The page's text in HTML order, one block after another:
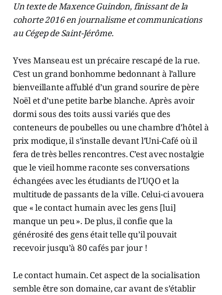
Un texte de Maxence Guindon, finissant de la
cohorte 2016 en journalisme et communications
au Cégep de Saint-Jérôme.
Yves Manseau est un précaire rescapé de la rue.
C’est un grand bonhomme bedonnant à l’allure
bienveillante affublé d’un grand sourire de père
Noël et d’une petite barbe blanche. Après avoir
dormi sous des toits aussi variés que des
conteneurs de poubelles ou une chambre d’hôtel à
prix modique, il s’installe devant l’Uni-Café où il
fera de très belles rencontres. C’est avec nostalgie
que le vieil homme raconte ses conversations
échangées avec les étudiants de l’UQO et la
multitude de passants de la ville. Celui-ci avouera
que « le contact humain avec les gens [lui]
manque un peu ». De plus, il confie que la
générosité des gens était telle qu’il pouvait
recevoir jusqu’à 80 cafés par jour !
Le contact humain. Cet aspect de la socialisation
semble être son domaine, car avant de s’établir